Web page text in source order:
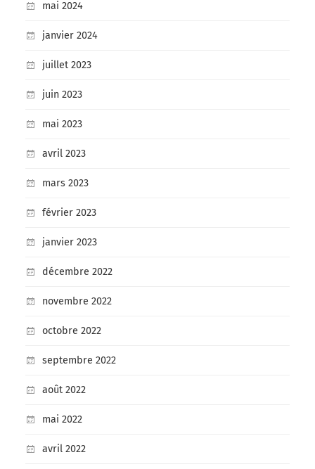
mai 2024
janvier 2024
juillet 2023
juin 2023
mai 2023
avril 2023
mars 2023
février 2023
janvier 2023
décembre 2022
novembre 2022
octobre 2022
septembre 2022
août 2022
mai 2022
avril 2022